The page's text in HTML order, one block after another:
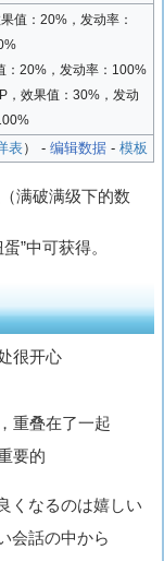
值：20%，发动率：
：20%，发动率：100%
，效果值：30%，发动
表） - 编辑数据- 模板
满破满级下的数
”中可获得。
很开心
重叠在了一起
要的
くなるのは嬉しい
会話の中から